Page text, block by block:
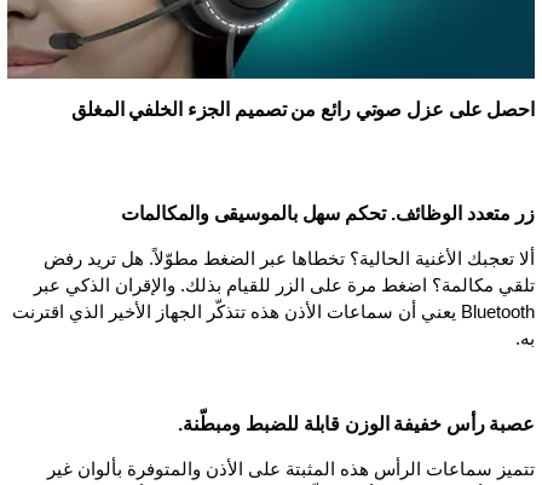
احصل على عزل صوتي رائع من تصميم الجزء الخلفي المغلق
زر متعدد الوظائف. تحكم سهل بالموسيقى والمكالمات
ألا تعجبك الأغنية الحالية؟ تخطاها عبر الضغط مطوّلاً. هل تريد رفض
تلقي مكالمة؟ اضغط مرة على الزر للقيام بذلك. والإقران الذكي عبر
Bluetooth يعني أن سماعات الأذن هذه تتذكّر الجهاز الأخير الذي اقترنت
به.
عصبة رأس خفيفة الوزن قابلة للضبط ومبطّنة.
تتميز سماعات الرأس هذه المثبتة على الأذن والمتوفرة بألوان غير